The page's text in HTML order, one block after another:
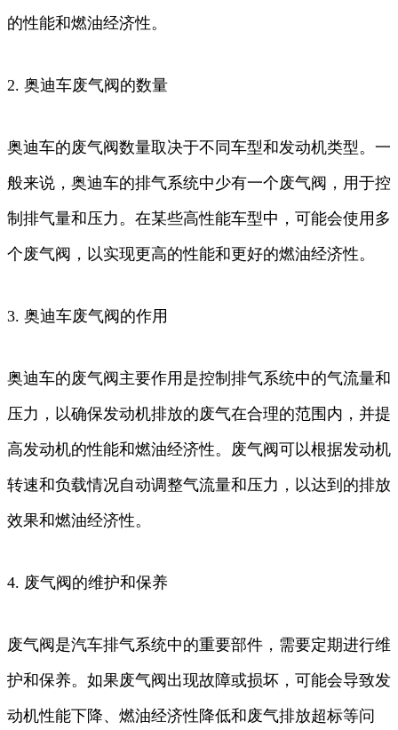
的性能和燃油经济性。
2. 奥迪车废气阀的数量
奥迪车的废气阀数量取决于不同车型和发动机类型。一
般来说，奥迪车的排气系统中少有一个废气阀，用于控
制排气量和压力。在某些高性能车型中，可能会使用多
个废气阀，以实现更高的性能和更好的燃油经济性。
3. 奥迪车废气阀的作用
奥迪车的废气阀主要作用是控制排气系统中的气流量和
压力，以确保发动机排放的废气在合理的范围内，并提
高发动机的性能和燃油经济性。废气阀可以根据发动机
转速和负载情况自动调整气流量和压力，以达到的排放
效果和燃油经济性。
4. 废气阀的维护和保养
废气阀是汽车排气系统中的重要部件，需要定期进行维
护和保养。如果废气阀出现故障或损坏，可能会导致发
动机性能下降、燃油经济性降低和废气排放超标等问